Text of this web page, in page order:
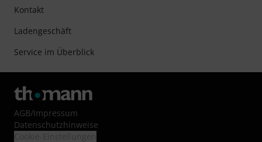
Kontakt
Ladengeschäft
Service im Überblick
AGB/Impressum
Datenschutzhinweise